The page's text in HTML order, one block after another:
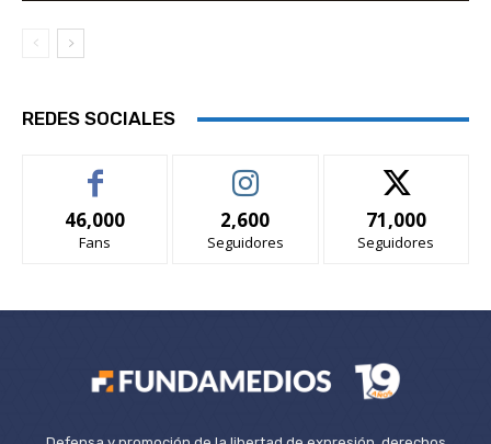
REDES SOCIALES
46,000
Fans
2,600
Seguidores
71,000
Seguidores